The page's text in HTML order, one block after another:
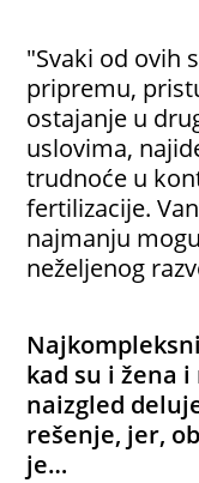
"Svaki od ovih
pripremu,
ostajanje u
uslovima,
trudnoće u
fertilizacije.
najmanju
neželjenog
kad su i žena
naizgled
rešenje, jer,
je…